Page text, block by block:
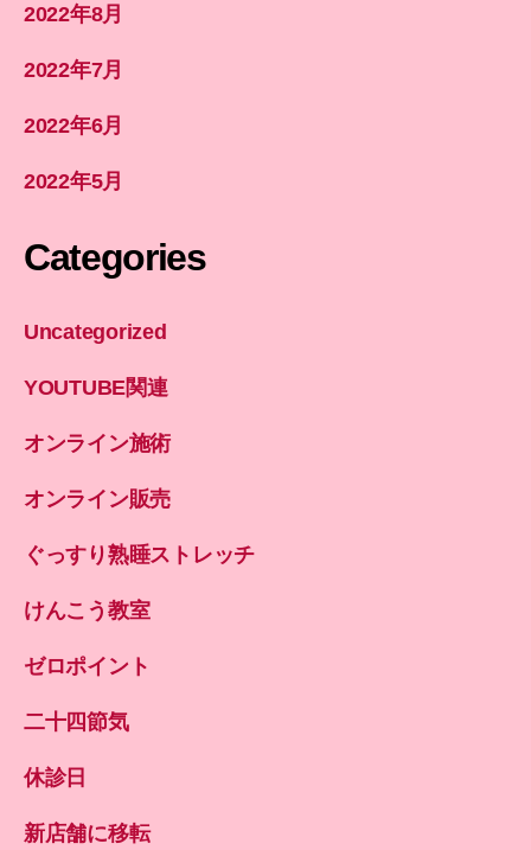
2022年8月
2022年7月
2022年6月
2022年5月
Categories
Uncategorized
YOUTUBE関連
オンライン施術
オンライン販売
ぐっすり熟睡ストレッチ
けんこう教室
ゼロポイント
二十四節気
休診日
新店舗に移転